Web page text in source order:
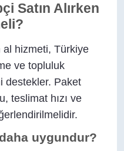
Satın Alırken
al hizmeti, Türkiye
ve topluluk
destekler. Paket
teslimat hızı ve
uygundur?